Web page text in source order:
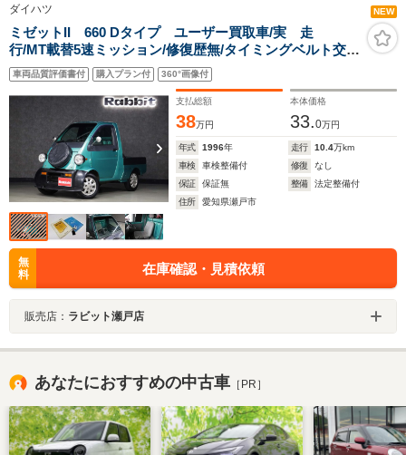
ダイハツ NEW
ミゼットII 660 Dタイプ ユーザー買取車/実 走
行/MT載替5速ミッション/修復歴無/タイミングベルト交
換/車検整備付
車両品質評価書付 購入プラン付 360°画像付
支払総額
38万円
本体価格
33.0万円
年式 1996年 走行 10.4万km
車検
車検整備付 修復
なし
保証
保証無 整備
法定整備付
住所
愛知県瀬戸市
無
料
在庫確認・見積依頼
販売店： ラビット瀬戸店
あなたにおすすめの中古車 ［PR］